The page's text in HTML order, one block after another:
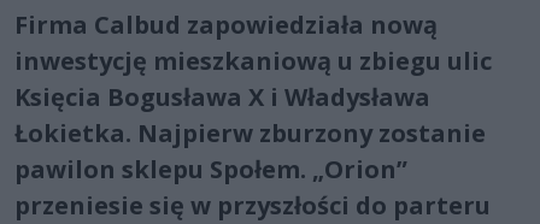
Firma Calbud zapowiedziała nową
inwestycję mieszkaniową u zbiegu ulic
Księcia Bogusława X i Władysława
Łokietka. Najpierw zburzony zostanie
pawilon sklepu Społem. „Orion”
przeniesie się w przyszłości do parteru